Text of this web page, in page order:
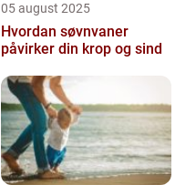
05 august 2025
Hvordan søvnvaner
påvirker din krop og sind